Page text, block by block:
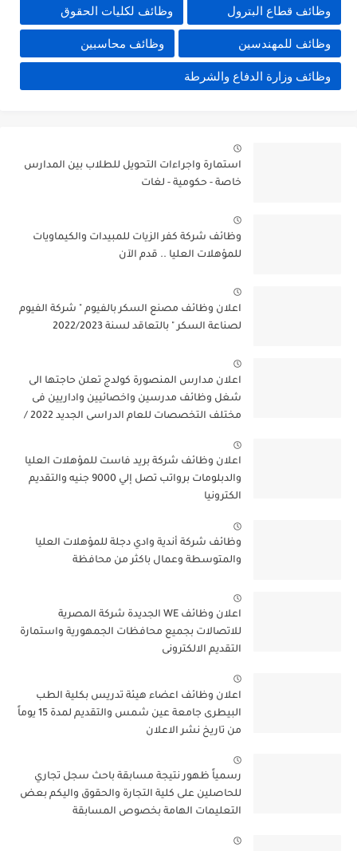
وظائف قطاع البترول وظائف لكليات الحقوق
وظائف للمهندسين وظائف محاسبين
وظائف وزارة الدفاع والشرطة
استمارة واجراءات التحويل للطلاب بين المدارس
خاصة - حكومية - لغات
وظائف شركة كفر الزيات للمبيدات والكيماويات
للمؤهلات العليا .. قدم الآن
اعلان وظائف مصنع السكر بالفيوم " شركة الفيوم
لصناعة السكر " بالتعاقد لسنة 2022/2023
اعلان مدارس المنصورة كولدج تعلن حاجتها الى
شغل وظائف مدرسين واخصائيين واداريين فى
مختلف التخصصات للعام الدراسى الجديد 2022 /
اعلان وظائف شركة بريد فاست للمؤهلات العليا
والدبلومات برواتب تصل إلي 9000 جنيه والتقديم
الكترونيا
وظائف شركة أندية وادي دجلة للمؤهلات العليا
والمتوسطة وعمال باكثر من محافظة
اعلان وظائف WE الجديدة شركة المصرية
للاتصالات بجميع محافظات الجمهورية واستمارة
التقديم الالكترونى
اعلان وظائف اعضاء هيئة تدريس بكلية الطب
البيطرى جامعة عين شمس والتقديم لمدة 15 يوماً
من تاريخ نشر الاعلان
رسمياً ظهور نتيجة مسابقة باحث سجل تجاري
للحاصلين على كلية التجارة والحقوق واليكم بعض
التعليمات الهامة بخصوص المسابقة